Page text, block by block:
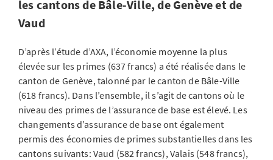
les cantons de Bâle-Ville, de Genève et de
Vaud
D’après l’étude d’AXA, l’économie moyenne la plus
élevée sur les primes (637 francs) a été réalisée dans le
canton de Genève, talonné par le canton de Bâle-Ville
(618 francs). Dans l’ensemble, il s’agit de cantons où le
niveau des primes de l’assurance de base est élevé. Les
changements d’assurance de base ont également
permis des économies de primes substantielles dans les
cantons suivants: Vaud (582 francs), Valais (548 francs),